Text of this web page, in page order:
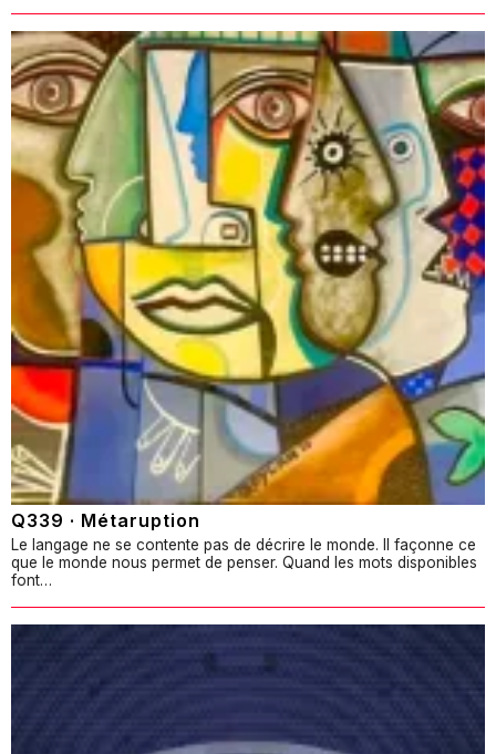
Q339 · Métaruption
Le langage ne se contente pas de décrire le monde. Il façonne ce
que le monde nous permet de penser. Quand les mots disponibles
font…